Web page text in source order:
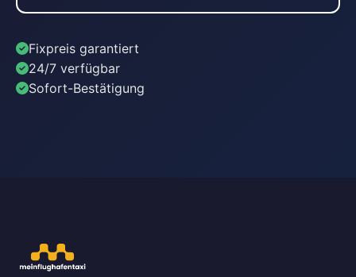
Fixpreis garantiert
24/7 verfügbar
Sofort-Bestätigung